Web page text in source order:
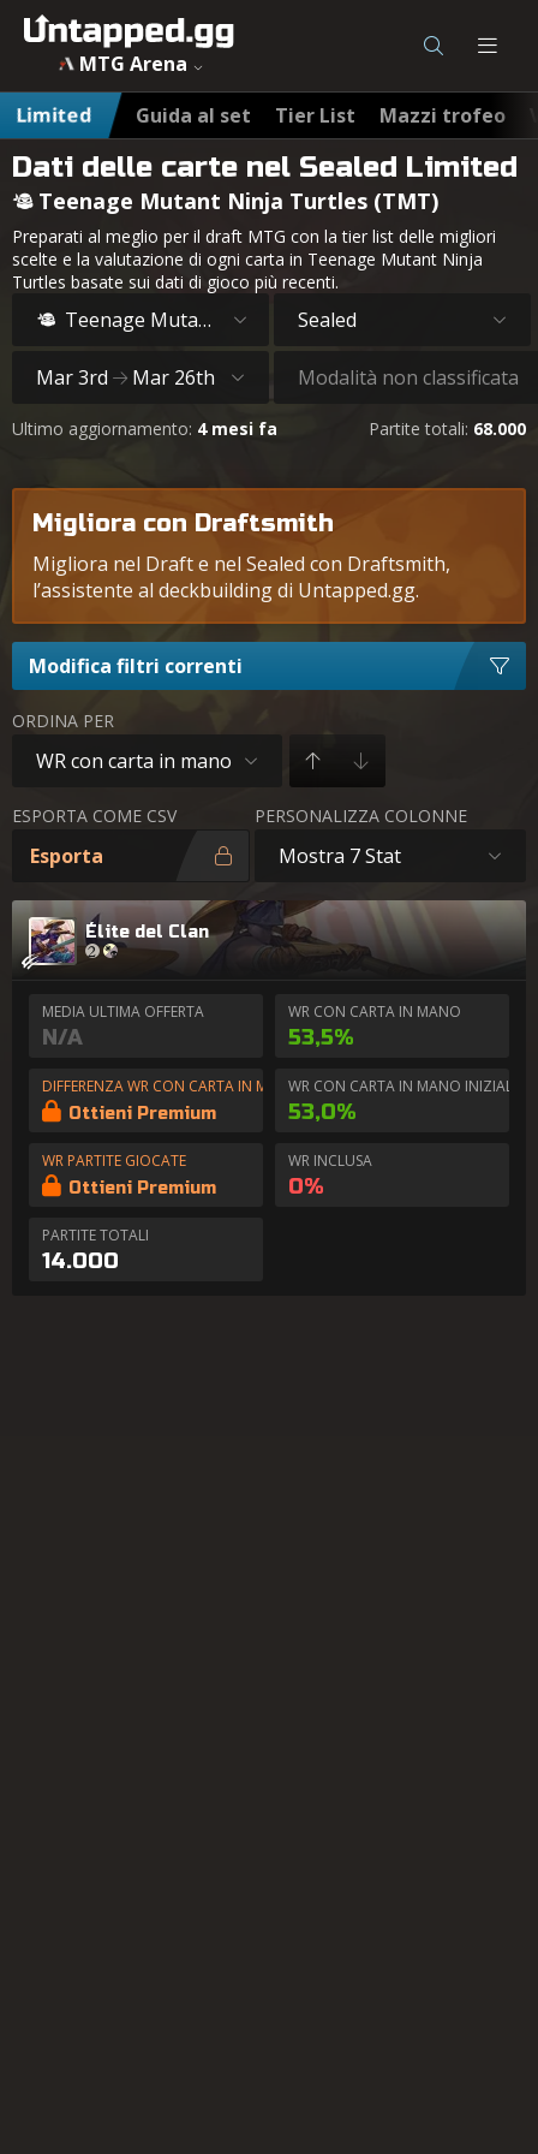
MTG Arena
Limited
Guida al set Tier List Mazzi trofeo
Dati delle carte nel Sealed Limited
Teenage Mutant Ninja Turtles (TMT)
Preparati al meglio per il draft MTG con la tier list delle migliori
scelte e la valutazione di ogni carta in Teenage Mutant Ninja
Turtles basate sui dati di gioco più recenti.
Teenage Mutant Ninja Turtles Sealed
Mar 3rd Mar 26th Modalità non classificata
Ultimo aggiornamento: 4 mesi fa Partite totali: 68.000
Migliora con Draftsmith
Migliora nel Draft e nel Sealed con Draftsmith,
l’assistente al deckbuilding di Untapped.gg.
Modifica filtri correnti
ORDINA PER
WR con carta in mano
ESPORTA COME CSV
Esporta
PERSONALIZZA COLONNE
Mostra 7 Stat
Élite del Clan
MEDIA ULTIMA OFFERTA
N/A
WR CON CARTA IN MANO
53,5%
DIFFERENZA WR CON CARTA IN MANO
Ottieni Premium
WR CON CARTA IN MANO INIZIALE
53,0%
WR PARTITE GIOCATE
Ottieni Premium
WR INCLUSA
0%
PARTITE TOTALI
14.000